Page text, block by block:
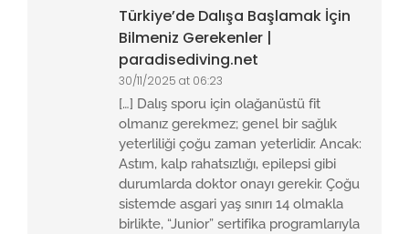
Türkiye’de Dalışa Başlamak İçin
Bilmeniz Gerekenler |
paradisediving.net
30/11/2025 at 06:23
[…] Dalış sporu için olağanüstü fit
olmanız gerekmez; genel bir sağlık
yeterliliği çoğu zaman yeterlidir. Ancak:
Astım, kalp rahatsızlığı, epilepsi gibi
durumlarda doktor onayı gerekir. Çoğu
sistemde asgari yaş sınırı 14 olmakla
birlikte, “Junior” sertifika programlarıyla